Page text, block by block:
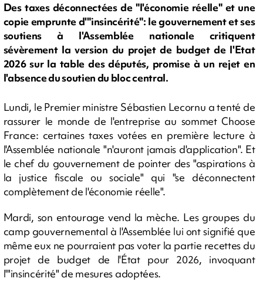
Des taxes déconnectées de "l'économie réelle" et une
copie emprunte d'"insincérité": le gouvernement et ses
soutiens à l'Assemblée nationale critiquent
sévèrement la version du projet de budget de l'Etat
2026 sur la table des députés, promise à un rejet en
l'absence du soutien du bloc central.
Lundi, le Premier ministre Sébastien Lecornu a tenté de
rassurer le monde de l'entreprise au sommet Choose
France: certaines taxes votées en première lecture à
l'Assemblée nationale "n'auront jamais d'application". Et
le chef du gouvernement de pointer des "aspirations à
la justice fiscale ou sociale" qui "se déconnectent
complètement de l'économie réelle".
Mardi, son entourage vend la mèche. Les groupes du
camp gouvernemental à l'Assemblée lui ont signifié que
même eux ne pourraient pas voter la partie recettes du
projet de budget de l'État pour 2026, invoquant
l'"insincérité" de mesures adoptées.